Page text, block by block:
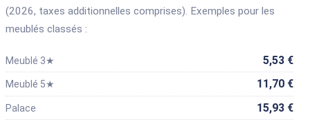
(2026, taxes additionnelles comprises). Exemples pour les
meublés classés :
Meublé 3★ 5,53 €
Meublé 5★ 11,70 €
Palace 15,93 €